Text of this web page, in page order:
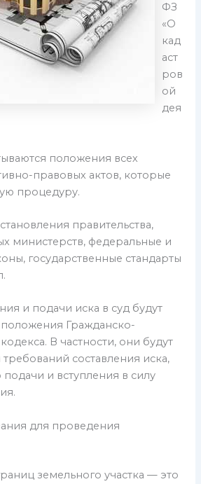
ФЗ
«О
кад
аст
ров
ой
дея
положения всех
правовых актов, которые
процедуру.
правительства,
министерств, федеральные и
государственные стандарты
и подачи иска в суд будут
Гражданско-
В частности, они будут
требований составления иска,
и вступления в силу
для проведения
земельного участка — это